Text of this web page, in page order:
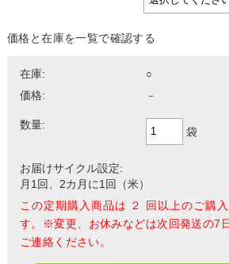
価格と在庫を一覧で確認する
在庫:
○
価格:
－
数量:
袋
お届けサイクル設定:
月1回、2カ月に1回（米）
この定期購入商品は ２ 回以上のご購
す。※変更、お休みなどは次回発送の7
ご連絡ください。